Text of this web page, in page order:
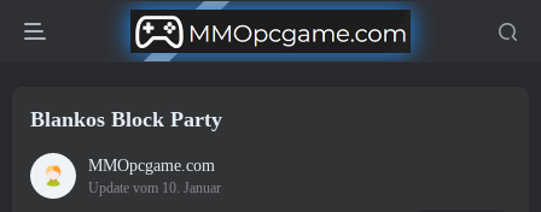
Blankos Block Party
MMOpcgame.com
Update vom 10. Januar